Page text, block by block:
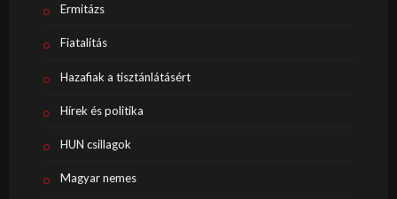
Ermitázs
Fiatalítás
Hazafiak a tisztánlátásért
Hírek és politika
HUN csillagok
Magyar nemes